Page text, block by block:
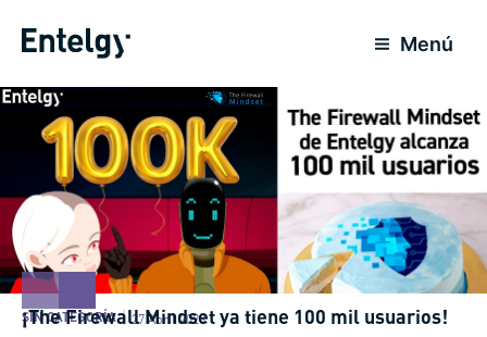
Menú
SIN CATEGORÍA 27 Abril 2023
¡The Firewall Mindset ya tiene 100 mil usuarios!